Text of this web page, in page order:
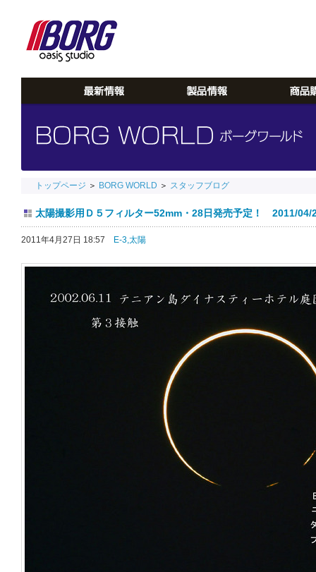
トップページ ＞ BORG WORLD ＞ スタッフブログ
太陽撮影用Ｄ５フィルター52mm・28日発売予定！ 2011/04/
2011年4月27日 18:57 E-3,太陽